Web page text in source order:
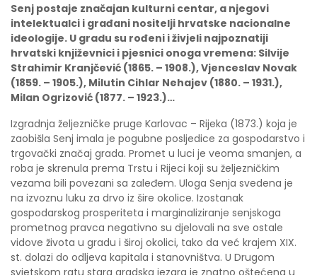
Senj postaje značajan kulturni centar, a njegovi
intelektualci i građani nositelji hrvatske nacionalne
ideologije. U gradu su rođeni i živjeli najpoznatiji
hrvatski književnici i pjesnici onoga vremena: Silvije
Strahimir Kranjčević (1865. – 1908.), Vjenceslav Novak
(1859. – 1905.), Milutin Cihlar Nehajev (1880. – 1931.),
Milan Ogrizović (1877. – 1923.)…
Izgradnja željezničke pruge Karlovac – Rijeka (1873.) koja je
zaobišla Senj imala je pogubne posljedice za gospodarstvo i
trgovački značaj grada. Promet u luci je veoma smanjen, a
roba je skrenula prema Trstu i Rijeci koji su željezničkim
vezama bili povezani sa zaleđem. Uloga Senja svedena je
na izvoznu luku za drvo iz šire okolice. Izostanak
gospodarskog prosperiteta i marginaliziranje senjskoga
prometnog pravca negativno su djelovali na sve ostale
vidove života u gradu i široj okolici, tako da već krajem XIX.
st. dolazi do odljeva kapitala i stanovništva. U Drugom
svjetskom ratu stara gradska jezgra je znatno oštećena u